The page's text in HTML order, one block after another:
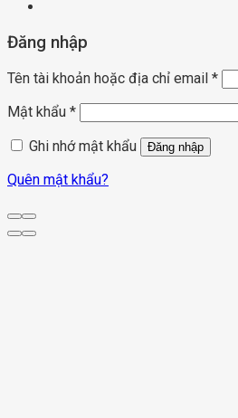
Đăng nhập
Tên tài khoản hoặc địa chỉ email *
Mật khẩu *
Ghi nhớ mật khẩu
Đăng nhập
Quên mật khẩu?